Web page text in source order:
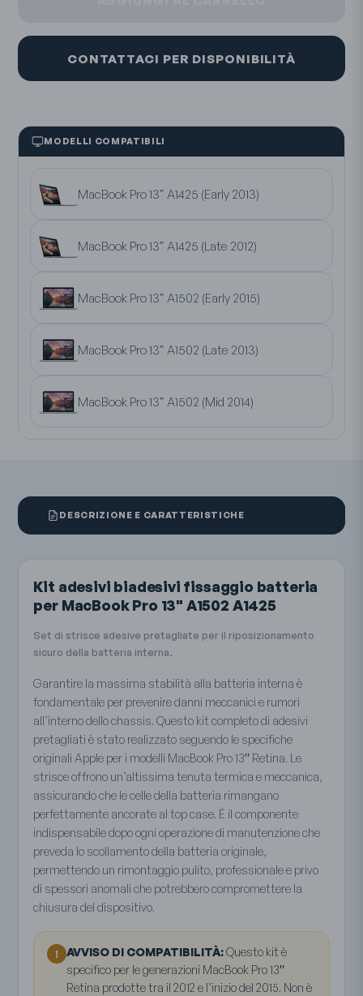
CONTATTACI PER DISPONIBILITÀ
MODELLI COMPATIBILI
MacBook Pro 13” A1425 (Early 2013)
MacBook Pro 13” A1425 (Late 2012)
MacBook Pro 13” A1502 (Early 2015)
MacBook Pro 13” A1502 (Late 2013)
MacBook Pro 13” A1502 (Mid 2014)
DESCRIZIONE E CARATTERISTICHE
Kit adesivi biadesivi fissaggio batteria
per MacBook Pro 13" A1502 A1425
Set di strisce adesive pretagliate per il riposizionamento
sicuro della batteria interna.
Garantire la massima stabilità alla batteria interna è
fondamentale per prevenire danni meccanici e rumori
all’interno dello chassis. Questo kit completo di adesivi
pretagliati è stato realizzato seguendo le specifiche
originali Apple per i modelli MacBook Pro 13″ Retina. Le
strisce offrono un’altissima tenuta termica e meccanica,
assicurando che le celle della batteria rimangano
perfettamente ancorate al top case. È il componente
indispensabile dopo ogni operazione di manutenzione che
preveda lo scollamento della batteria originale,
permettendo un rimontaggio pulito, professionale e privo
di spessori anomali che potrebbero compromettere la
chiusura del dispositivo.
! AVVISO DI COMPATIBILITÀ:Questo kit è
specifico per le generazioni MacBook Pro 13″
Retina prodotte tra il 2012 e l’inizio del 2015. Non è